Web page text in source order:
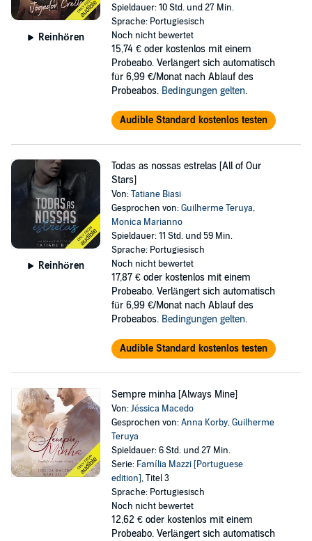
Reinhören
Spieldauer: 10 Std. und 27 Min.
Sprache: Portugiesisch
Noch nicht bewertet
15,74 € oder kostenlos mit einem
Probeabo. Verlängert sich automatisch
für 6,99 €/Monat nach Ablauf des
Probeabos. Bedingungen gelten.
Audible Standard kostenlos testen
Reinhören
Todas as nossas estrelas [All of Our
Stars]
Von:Tatiane Biasi
Gesprochen von:Guilherme Teruya,
Monica Marianno
Spieldauer: 11 Std. und 59 Min.
Sprache: Portugiesisch
Noch nicht bewertet
17,87 € oder kostenlos mit einem
Probeabo. Verlängert sich automatisch
für 6,99 €/Monat nach Ablauf des
Probeabos. Bedingungen gelten.
Audible Standard kostenlos testen
Sempre minha [Always Mine]
Von:Jéssica Macedo
Gesprochen von:Anna Korby,Guilherme
Teruya
Spieldauer: 6 Std. und 27 Min.
Serie: Família Mazzi [Portuguese
edition], Titel 3
Sprache: Portugiesisch
Noch nicht bewertet
12,62 € oder kostenlos mit einem
Probeabo. Verlängert sich automatisch